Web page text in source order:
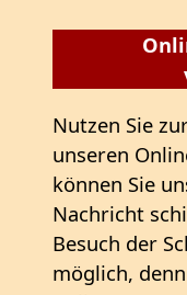
Nutzen Sie
unseren
können Sie
Nachricht
Besuch der
möglich,